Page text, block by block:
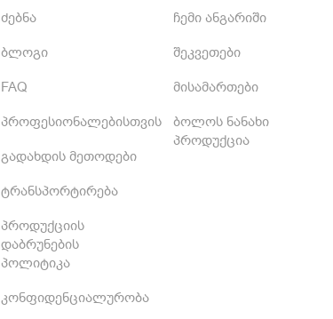
ძებნა
ბლოგი
FAQ
პროფესიონალებისთვის
გადახდის მეთოდები
ტრანსპორტირება
პროდუქციის
დაბრუნების
პოლიტიკა
კონფიდენციალურობა
ჩემი ანგარიში
შეკვეთები
მისამართები
ბოლოს ნანახი
პროდუქცია